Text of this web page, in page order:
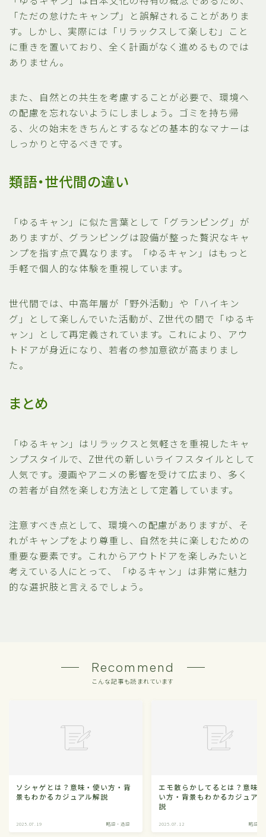
「ただの怠けたキャンプ」と誤解されることがありま
す。しかし、実際には「リラックスして楽しむ」こと
に重きを置いており、全く計画がなく進めるものでは
ありません。
また、自然との共生を考慮することが必要で、環境へ
の配慮を忘れないようにしましょう。ゴミを持ち帰
る、火の始末をきちんとするなどの基本的なマナーは
しっかりと守るべきです。
類語・世代間の違い
「ゆるキャン」に似た言葉として「グランピング」が
ありますが、グランピングは設備が整った贅沢なキャ
ンプを指す点で異なります。「ゆるキャン」はもっと
手軽で個人的な体験を重視しています。
世代間では、中高年層が「野外活動」や「ハイキン
グ」として楽しんでいた活動が、Z世代の間で「ゆるキ
ャン」として再定義されています。これにより、アウ
トドアが身近になり、若者の参加意欲が高まりまし
た。
まとめ
「ゆるキャン」はリラックスと気軽さを重視したキャ
ンプスタイルで、Z世代の新しいライフスタイルとして
人気です。漫画やアニメの影響を受けて広まり、多く
の若者が自然を楽しむ方法として定着しています。
注意すべき点として、環境への配慮がありますが、そ
れがキャンプをより尊重し、自然を共に楽しむための
重要な要素です。これからアウトドアを楽しみたいと
考えている人にとって、「ゆるキャン」は非常に魅力
的な選択肢と言えるでしょう。
Recommend
こんな記事も読まれています
ソシャゲとは？意味・使い方・背
景もわかるカジュアル解説
2025.07.19 略語・造語
エモ散らかしてるとは？意味
い方・背景もわかるカジュア
説
2025.07.12 略語・